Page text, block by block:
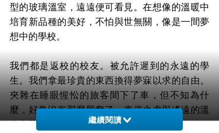
型的玻璃溫室，遠遠便可看見。在想像的溫暖中
培育新品種的美好，不怕與世無關，像是一間夢
想中的學校。
我們都是返校的校友。被允許遲到的永遠的學
生。我們拿最珍貴的東西換得夢寐以求的自由。
夾雜在睡眼惺忪的旅客間下了車，但不知為什
麼，好像沒有那麼興奮了。車停之處與遙遠的溫
室之間，隔著就快過季的大片花海，風吹來時，
繼續閱讀